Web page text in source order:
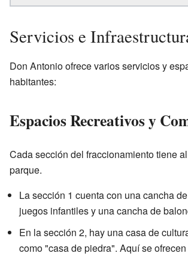
Servicios e
Don Antonio ofrece varios servicios y
habitantes:
Espacios Recreativos y
Cada sección del fraccionamiento tiene
parque.
La sección 1 cuenta con una cancha de
juegos infantiles y una cancha de
En la sección 2, hay una casa de
como "casa de piedra". Aquí se